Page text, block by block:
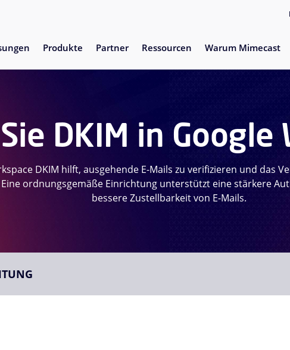
Produkte Partner Ressourcen Warum Mimecast
DKIM in Google
DKIM hilft, ausgehende E-Mails zu verifizieren und das
ordnungsgemäße Einrichtung unterstützt eine stärkere
bessere Zustellbarkeit von E-Mails.